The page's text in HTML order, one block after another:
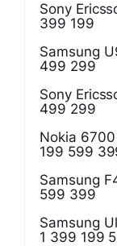
Sony
399 199
Samsung
499 299
Sony
499 299
Nokia
199 599
Samsung
599 399
Samsung
1 399 199